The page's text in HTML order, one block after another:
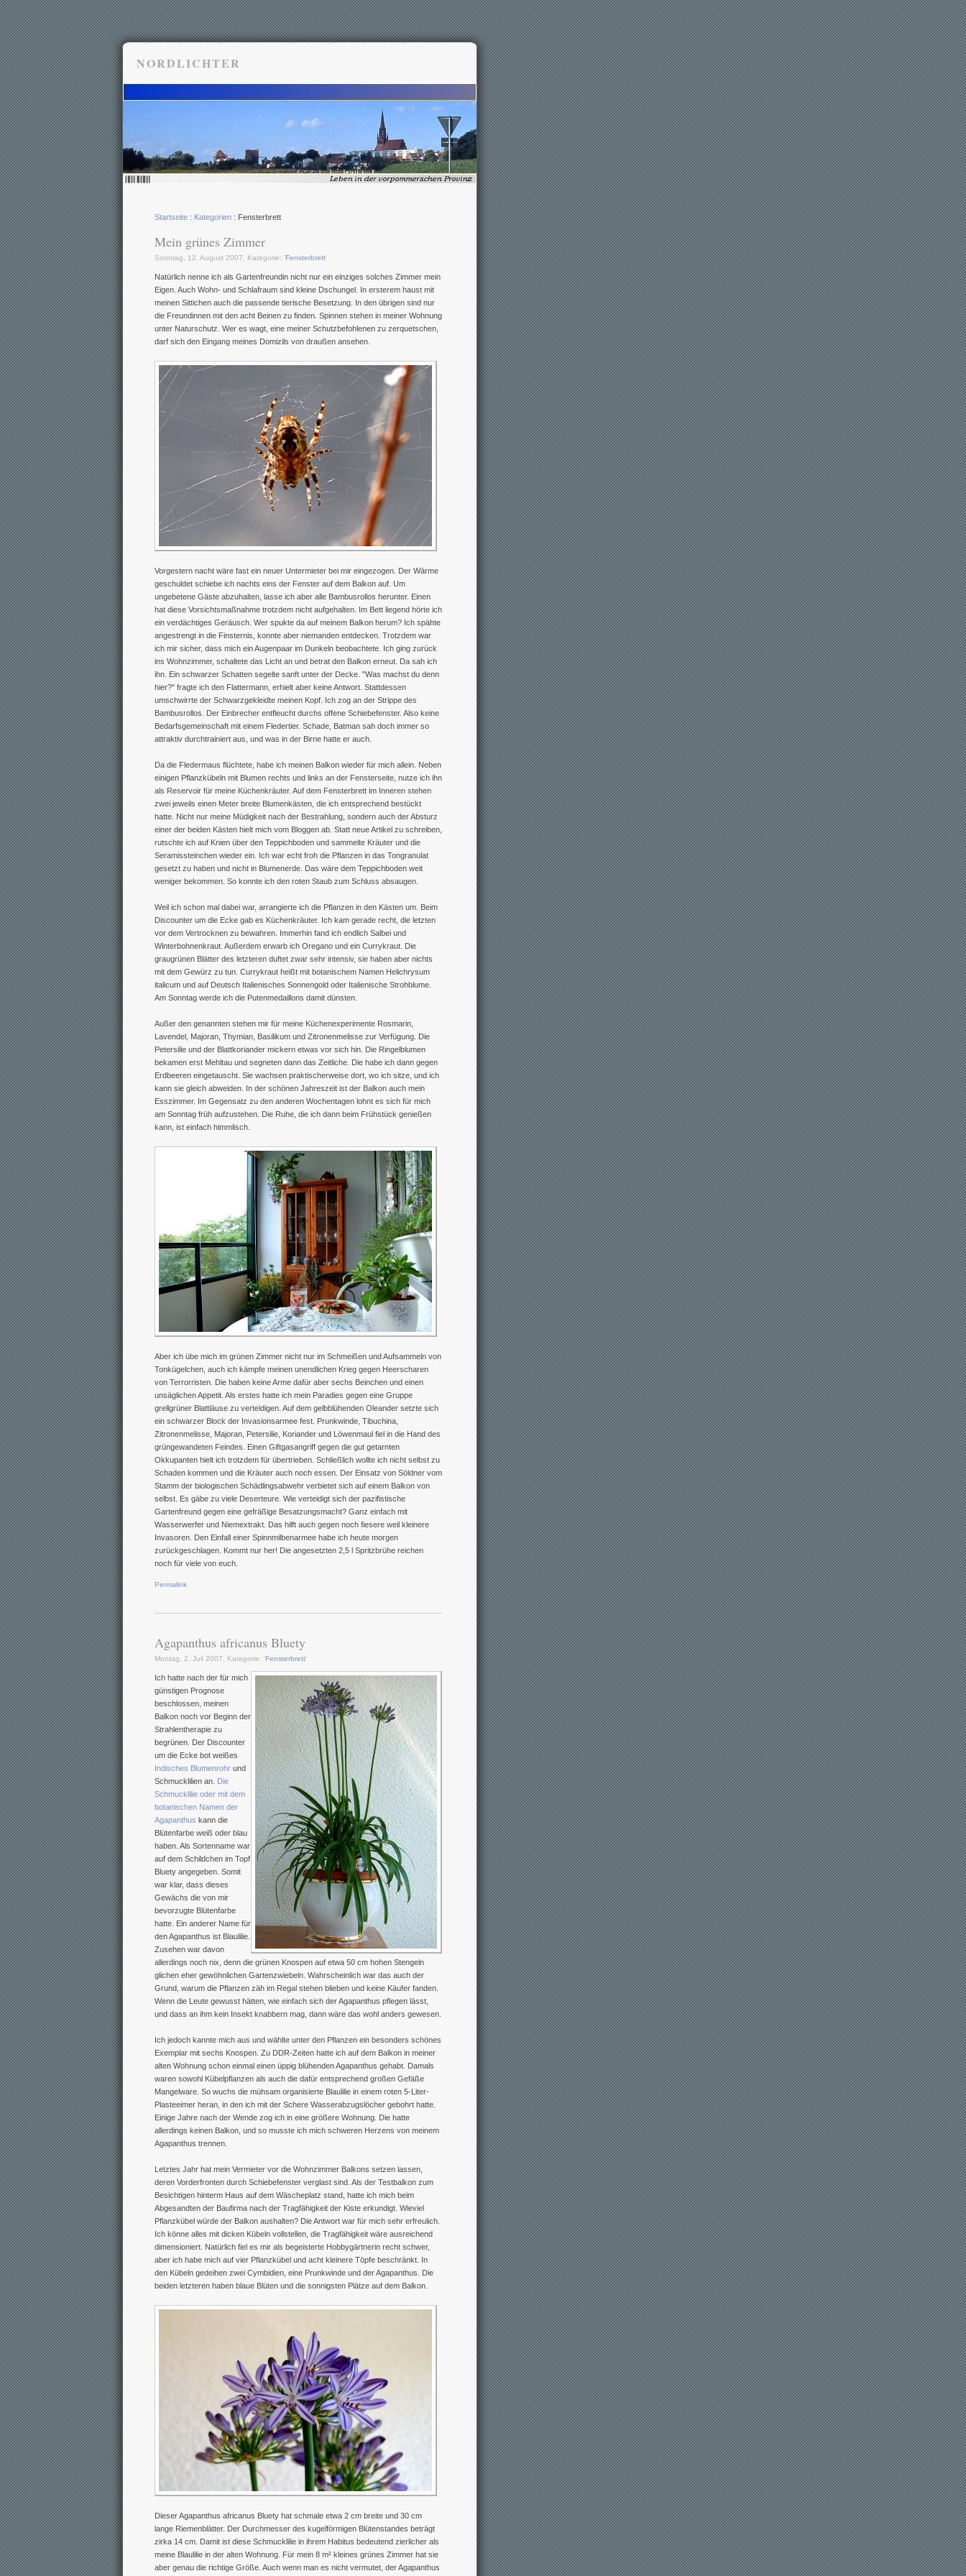
NORDLICHTER
Startseite : Kategorien : Fensterbrett
Mein grünes Zimmer
Sonntag, 12. August 2007, Kategorie: 'Fensterbrett'
Natürlich nenne ich als Gartenfreundin nicht nur ein einziges solches Zimmer mein
Eigen. Auch Wohn- und Schlafraum sind kleine Dschungel. In ersterem haust mit
meinen Sittichen auch die passende tierische Besetzung. In den übrigen sind nur
die Freundinnen mit den acht Beinen zu finden. Spinnen stehen in meiner Wohnung
unter Naturschutz. Wer es wagt, eine meiner Schutzbefohlenen zu zerquetschen,
darf sich den Eingang meines Domizils von draußen ansehen.
Vorgestern nacht wäre fast ein neuer Untermieter bei mir eingezogen. Der Wärme
geschuldet schiebe ich nachts eins der Fenster auf dem Balkon auf. Um
ungebetene Gäste abzuhalten, lasse ich aber alle Bambusrollos herunter. Einen
hat diese Vorsichtsmaßnahme trotzdem nicht aufgehalten. Im Bett liegend hörte ich
ein verdächtiges Geräusch. Wer spukte da auf meinem Balkon herum? Ich spähte
angestrengt in die Finsternis, konnte aber niemanden entdecken. Trotzdem war
ich mir sicher, dass mich ein Augenpaar im Dunkeln beobachtete. Ich ging zurück
ins Wohnzimmer, schaltete das Licht an und betrat den Balkon erneut. Da sah ich
ihn. Ein schwarzer Schatten segelte sanft unter der Decke. "Was machst du denn
hier?" fragte ich den Flattermann, erhielt aber keine Antwort. Stattdessen
umschwirrte der Schwarzgekleidte meinen Kopf. Ich zog an der Strippe des
Bambusrollos. Der Einbrecher entfleucht durchs offene Schiebefenster. Also keine
Bedarfsgemeinschaft mit einem Fledertier. Schade, Batman sah doch immer so
attraktiv durchtrainiert aus, und was in der Birne hatte er auch.
Da die Fledermaus flüchtete, habe ich meinen Balkon wieder für mich allein. Neben
einigen Pflanzkübeln mit Blumen rechts und links an der Fensterseite, nutze ich ihn
als Reservoir für meine Küchenkräuter. Auf dem Fensterbrett im Inneren stehen
zwei jeweils einen Meter breite Blumenkästen, die ich entsprechend bestückt
hatte. Nicht nur meine Müdigkeit nach der Bestrahlung, sondern auch der Absturz
einer der beiden Kästen hielt mich vom Bloggen ab. Statt neue Artikel zu schreiben,
rutschte ich auf Knien über den Teppichboden und sammelte Kräuter und die
Seramissteinchen wieder ein. Ich war echt froh die Pflanzen in das Tongranulat
gesetzt zu haben und nicht in Blumenerde. Das wäre dem Teppichboden weit
weniger bekommen. So konnte ich den roten Staub zum Schluss absaugen.
Weil ich schon mal dabei war, arrangierte ich die Pflanzen in den Kästen um. Beim
Discounter um die Ecke gab es Küchenkräuter. Ich kam gerade recht, die letzten
vor dem Vertrocknen zu bewahren. Immerhin fand ich endlich Salbei und
Winterbohnenkraut. Außerdem erwarb ich Oregano und ein Currykraut. Die
graugrünen Blätter des letzteren duftet zwar sehr intensiv, sie haben aber nichts
mit dem Gewürz zu tun. Currykraut heißt mit botanischem Namen Helichrysum
italicum und auf Deutsch Italienisches Sonnengold oder Italienische Strohblume.
Am Sonntag werde ich die Putenmedaillons damit dünsten.
Außer den genannten stehen mir für meine Küchenexperimente Rosmarin,
Lavendel, Majoran, Thymian, Basilikum und Zitronenmelisse zur Verfügung. Die
Petersilie und der Blattkoriander mickern etwas vor sich hin. Die Ringelblumen
bekamen erst Mehltau und segneten dann das Zeitliche. Die habe ich dann gegen
Erdbeeren eingetauscht. Sie wachsen praktischerweise dort, wo ich sitze, und ich
kann sie gleich abweiden. In der schönen Jahreszeit ist der Balkon auch mein
Esszimmer. Im Gegensatz zu den anderen Wochentagen lohnt es sich für mich
am Sonntag früh aufzustehen. Die Ruhe, die ich dann beim Frühstück genießen
kann, ist einfach himmlisch.
Aber ich übe mich im grünen Zimmer nicht nur im Schmeißen und Aufsammeln von
Tonkügelchen, auch ich kämpfe meinen unendlichen Krieg gegen Heerscharen
von Terrorristen. Die haben keine Arme dafür aber sechs Beinchen und einen
unsäglichen Appetit. Als erstes hatte ich mein Paradies gegen eine Gruppe
grellgrüner Blattläuse zu verteidigen. Auf dem gelbblühenden Oleander setzte sich
ein schwarzer Block der Invasionsarmee fest. Prunkwinde, Tibuchina,
Zitronenmelisse, Majoran, Petersilie, Koriander und Löwenmaul fiel in die Hand des
grüngewandeten Feindes. Einen Giftgasangriff gegen die gut getarnten
Okkupanten hielt ich trotzdem für übertrieben. Schließlich wollte ich nicht selbst zu
Schaden kommen und die Kräuter auch noch essen. Der Einsatz von Söldner vom
Stamm der biologischen Schädlingsabwehr verbietet sich auf einem Balkon von
selbst. Es gäbe zu viele Deserteure. Wie verteidigt sich der pazifistische
Gartenfreund gegen eine gefräßige Besatzungsmacht? Ganz einfach mit
Wasserwerfer und Niemextrakt. Das hilft auch gegen noch fiesere weil kleinere
Invasoren. Den Einfall einer Spinnmilbenarmee habe ich heute morgen
zurückgeschlagen. Kommt nur her! Die angesetzten 2,5 l Spritzbrühe reichen
noch für viele von euch.
Permalink
Agapanthus africanus Bluety
Montag, 2. Juli 2007, Kategorie: 'Fensterbrett'
Ich hatte nach der für mich
günstigen Prognose
beschlossen, meinen
Balkon noch vor Beginn der
Strahlentherapie zu
begrünen. Der Discounter
um die Ecke bot weißes
Indisches Blumenrohr und
Schmucklilien an. Die
Schmucklilie oder mit dem
botanischen Namen der
Agapanthus kann die
Blütenfarbe weiß oder blau
haben. Als Sortenname war
auf dem Schildchen im Topf
Bluety angegeben. Somit
war klar, dass dieses
Gewächs die von mir
bevorzugte Blütenfarbe
hatte. Ein anderer Name für
den Agapanthus ist Blaulilie.
Zusehen war davon
allerdings noch nix, denn die grünen Knospen auf etwa 50 cm hohen Stengeln
glichen eher gewöhnlichen Gartenzwiebeln. Wahrscheinlich war das auch der
Grund, warum die Pflanzen zäh im Regal stehen blieben und keine Käufer fanden.
Wenn die Leute gewusst hätten, wie einfach sich der Agapanthus pflegen lässt,
und dass an ihm kein Insekt knabbern mag, dann wäre das wohl anders gewesen.
Ich jedoch kannte mich aus und wählte unter den Pflanzen ein besonders schönes
Exemplar mit sechs Knospen. Zu DDR-Zeiten hatte ich auf dem Balkon in meiner
alten Wohnung schon einmal einen üppig blühenden Agapanthus gehabt. Damals
waren sowohl Kübelpflanzen als auch die dafür entsprechend großen Gefäße
Mangelware. So wuchs die mühsam organisierte Blaulilie in einem roten 5-Liter-
Plasteeimer heran, in den ich mit der Schere Wasserabzugslöcher gebohrt hatte.
Einige Jahre nach der Wende zog ich in eine größere Wohnung. Die hatte
allerdings keinen Balkon, und so musste ich mich schweren Herzens von meinem
Agapanthus trennen.
Letztes Jahr hat mein Vermieter vor die Wohnzimmer Balkons setzen lassen,
deren Vorderfronten durch Schiebefenster verglast sind. Als der Testbalkon zum
Besichtigen hinterm Haus auf dem Wäscheplatz stand, hatte ich mich beim
Abgesandten der Baufirma nach der Tragfähigkeit der Kiste erkundigt. Wieviel
Pflanzkübel würde der Balkon aushalten? Die Antwort war für mich sehr erfreulich.
Ich könne alles mit dicken Kübeln vollstellen, die Tragfähigkeit wäre ausreichend
dimensioniert. Natürlich fiel es mir als begeisterte Hobbygärtnerin recht schwer,
aber ich habe mich auf vier Pflanzkübel und acht kleinere Töpfe beschränkt. In
den Kübeln gedeihen zwei Cymbidien, eine Prunkwinde und der Agapanthus. Die
beiden letzteren haben blaue Blüten und die sonnigsten Plätze auf dem Balkon.
Dieser Agapanthus africanus Bluety hat schmale etwa 2 cm breite und 30 cm
lange Riemenblätter. Der Durchmesser des kugelförmigen Blütenstandes beträgt
zirka 14 cm. Damit ist diese Schmucklilie in ihrem Habitus bedeutend zierlicher als
meine Blaulilie in der alten Wohnung. Für mein 8 m² kleines grünes Zimmer hat sie
aber genau die richtige Größe. Auch wenn man es nicht vermutet, der Agapanthus